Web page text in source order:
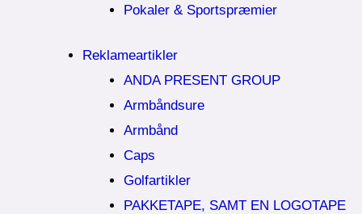
Pokaler & Sportspræmier
Reklameartikler
ANDA PRESENT GROUP
Armbåndsure
Armbånd
Caps
Golfartikler
PAKKETAPE, SAMT EN LOGOTAPE